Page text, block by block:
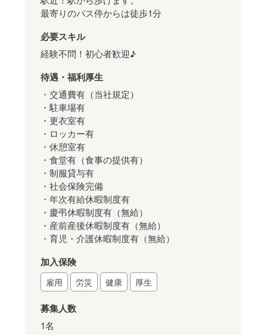
最寄りのバス停からは徒歩1分
必要スキル
経験不問！初心者歓迎♪
待遇・福利厚生
・交通費有（当社規定）
・駐車場有
・更衣室有
・ロッカー有
・休憩室有
・食堂有（食事の提供有）
・制服貸与有
・社会保険完備
・年次有給休暇制度有
・慶弔休暇制度有（無給）
・産前産後休暇制度有（無給）
・育児・介護休暇制度有（無給）
加入保険
雇用 労災 健康 厚生
募集人数
1名